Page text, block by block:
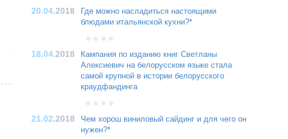
20.04.2018
Где можно насладиться настоящими
блюдами итальянской кухни?*
18.04.2018
Кампания по изданию книг Светланы
Алексиевич на белорусском языке стала
самой крупной в истории белорусского
краудфандинга
21.02.2018
Чем хорош виниловый сайдинг и для чего он
нужен?*